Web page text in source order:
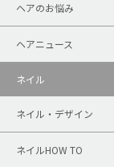
ヘアのお悩み
ヘアニュース
ネイル
ネイル・デザイン
ネイルHOW TO